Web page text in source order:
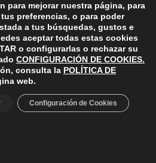
de polanco
La iglesia R-29 39313 Polanco
82 42 00
+34 942 82 49 75
para mejorar nuestra página, para
preferencias, o para poder
a tus búsquedas, gustos e
aceptar todas estas cookies
o configurarlas o rechazar su
CONFIGURACIÓN DE COOKIES.
consulta la POLÍTICA DE
web.
Configuración de Cookies